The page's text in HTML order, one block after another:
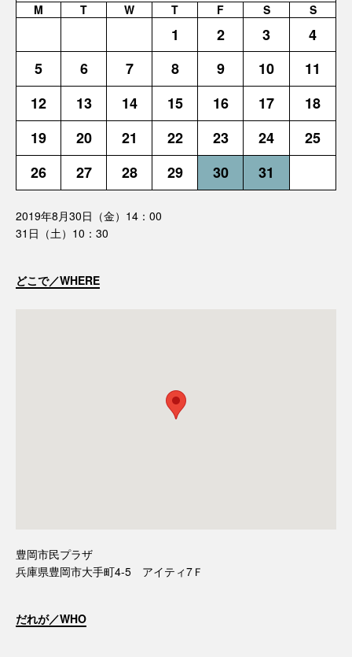
M T W T F S S
1 2 3
4
5
6 7 8 9 10
11
12
13 14 15 16 17
18
19
20 21 22 23 24
25
26
27 28 29 30 31
2019年8月30日（金）14：00
31日（土）10：30
どこで／WHERE
豊岡市民プラザ
兵庫県豊岡市大手町4-5 アイティ7Ｆ
だれが／WHO